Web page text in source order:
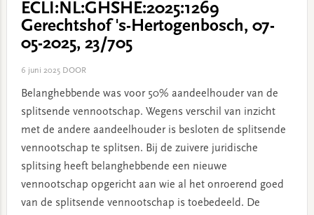
ECLI:NL:GHSHE:2025:1269
Gerechtshof 's-Hertogenbosch, 07-
05-2025, 23/705
6 juni 2025DOOR
Belanghebbende was voor 50% aandeelhouder van de
splitsende vennootschap. Wegens verschil van inzicht
met de andere aandeelhouder is besloten de splitsende
vennootschap te splitsen. Bij de zuivere juridische
splitsing heeft belanghebbende een nieuwe
vennootschap opgericht aan wie al het onroerend goed
van de splitsende vennootschap is toebedeeld. De